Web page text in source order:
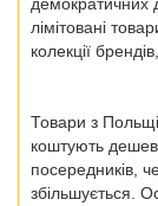
лімітовані
колекції
Товари з Польщі
коштують
посередників,
збільшується.